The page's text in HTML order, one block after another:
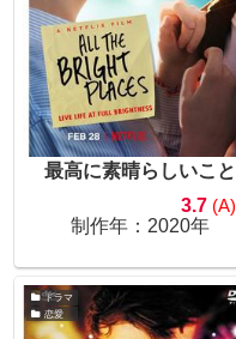
最高に素晴らしいこと
3.7 (A)
制作年：2020年
ドラマ
恋愛